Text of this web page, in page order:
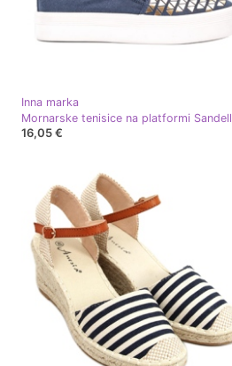
Inna marka
16,05 €